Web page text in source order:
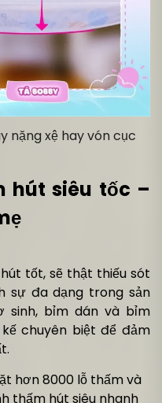
nặng xệ hay vón cục
hút siêu tốc –
tốt, sẽ thật thiếu sót
sự đa dạng trong sản
sinh, bỉm dán và bỉm
chuyên biệt để đảm
hơn 8000 lỗ thấm và
thấm hút siêu nhanh